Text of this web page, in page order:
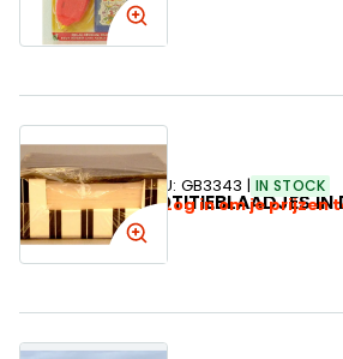
NOTITIEBLAADJES IN
SKU: GB3343 IN STOCK
Log in om je prijzen